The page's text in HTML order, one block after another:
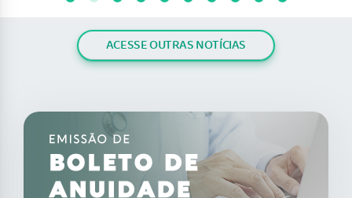
ACESSE OUTRAS NOTÍCIAS